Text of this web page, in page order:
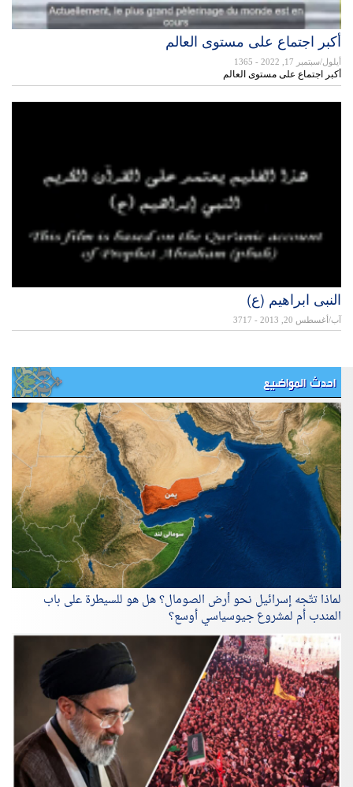
أکبر اجتماع علی مستوی العالم
أيلول/سبتمبر 17, 2022 - 1365
أکبر اجتماع علی مستوی العالم
النبی ابراهیم (ع)
آب/أغسطس 20, 2013 - 3717
احدث المواضيع
لماذا تتّجه إسرائيل نحو أرض الصومال؟ هل هو للسيطرة على باب
المندب أم لمشروع جيوسياسي أوسع؟